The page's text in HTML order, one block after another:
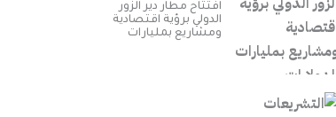
افتتاح مطار دير الزور
الدولي برؤية اقتصادية
ومشاريع بمليارات